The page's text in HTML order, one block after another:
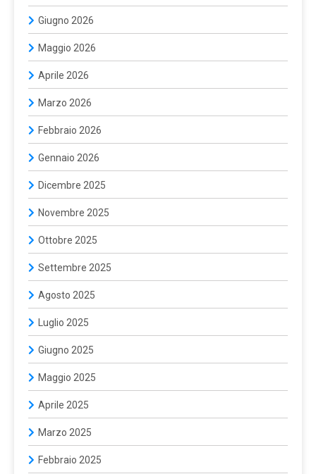
Giugno 2026
Maggio 2026
Aprile 2026
Marzo 2026
Febbraio 2026
Gennaio 2026
Dicembre 2025
Novembre 2025
Ottobre 2025
Settembre 2025
Agosto 2025
Luglio 2025
Giugno 2025
Maggio 2025
Aprile 2025
Marzo 2025
Febbraio 2025